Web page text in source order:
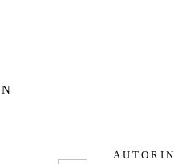
AUTORIN